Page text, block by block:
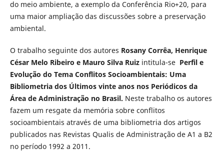
do meio ambiente, a exemplo da Conferência Rio+20, para
uma maior ampliação das discussões sobre a preservação
ambiental.
O trabalho seguinte dos autores Rosany Corrêa, Henrique
César Melo Ribeiro e Mauro Silva Ruiz intitula-se Perfil e
Evolução do Tema Conflitos Socioambientais: Uma
Bibliometria dos Últimos vinte anos nos Periódicos da
Área de Administração no Brasil. Neste trabalho os autores
fazem um resgate da memória sobre conflitos
socioambientais através de uma bibliometria dos artigos
publicados nas Revistas Qualis de Administração de A1 a B2
no período 1992 a 2011.